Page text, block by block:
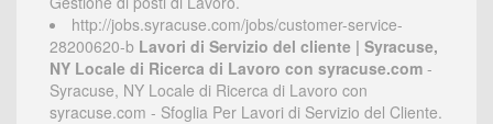
http://jobs.syracuse.com/jobs/customer-service-
28200620-b Lavori di Servizio del cliente | Syracuse,
NY Locale di Ricerca di Lavoro con syracuse.com -
Syracuse, NY Locale di Ricerca di Lavoro con
syracuse.com - Sfoglia Per Lavori di Servizio del Cliente.